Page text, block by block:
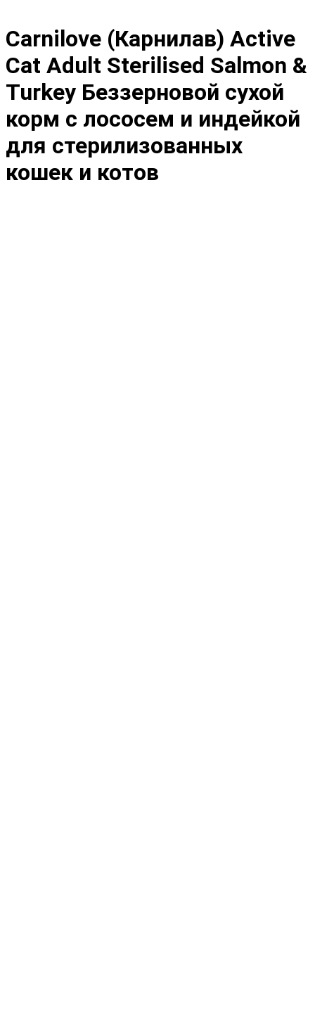
Carnilove (Карнилав) Active
Cat Adult Sterilised Salmon &
Turkey Беззерновой сухой
корм с лососем и индейкой
для стерилизованных
кошек и котов